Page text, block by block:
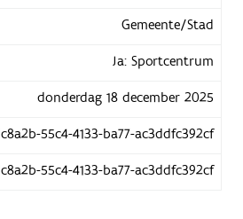
Gemeente/Stad
Ja: Sportcentrum
donderdag 18 december 2025
55c4-4133-ba77-ac3ddfc392cf
55c4-4133-ba77-ac3ddfc392cf